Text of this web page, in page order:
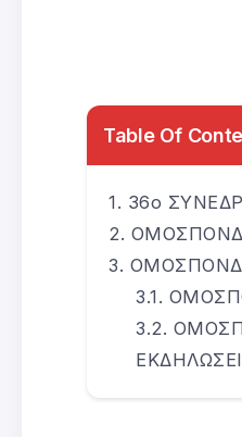
Table Of
36ο